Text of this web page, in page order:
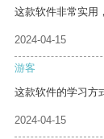
这款软件非常实用
2024-04-15
游客
这款软件的学习方
2024-04-15